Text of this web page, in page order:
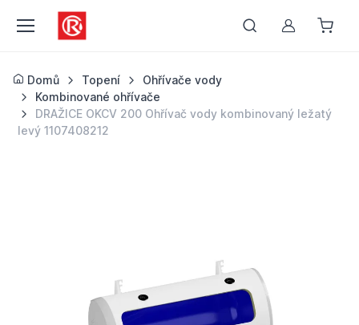
Můj účet
Domů Topení
Ohřívače vody
Kombinované ohřívače
DRAŽICE OKCV 200 Ohřívač vody kombinovaný ležatý
levý 1107408212